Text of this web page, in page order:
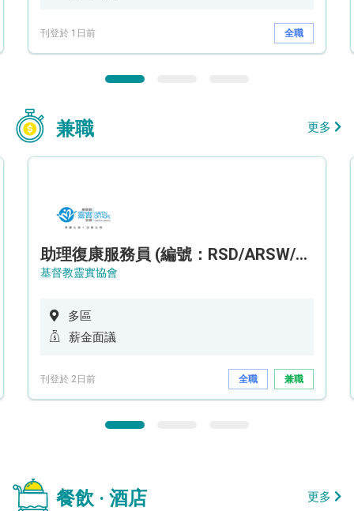
刊登於 1日前 全職
兼職 更多
助理復康服務員 (編號：RSD/ARSW/CTE)
基督教靈實協會
多區
薪金面議
刊登於 2日前 全職 兼職
餐飲 · 酒店 更多